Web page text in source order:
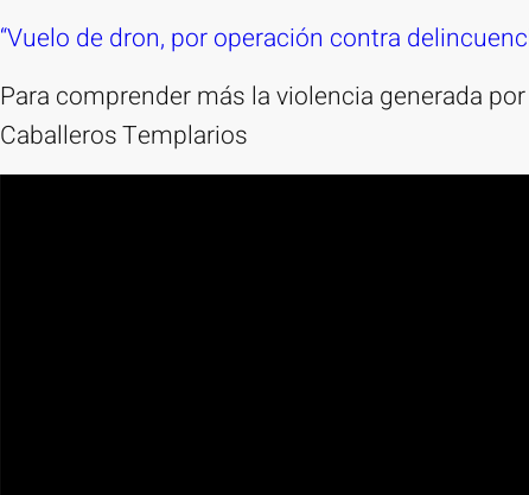
“Vuelo de dron, por operación contra
Para comprender más la violencia generada
Caballeros Templarios